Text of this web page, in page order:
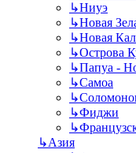
↳Ниуэ
↳Новая
↳Новая
↳Острова
↳Папуа -
↳Самоа
↳
↳Фиджи
↳
↳Азия